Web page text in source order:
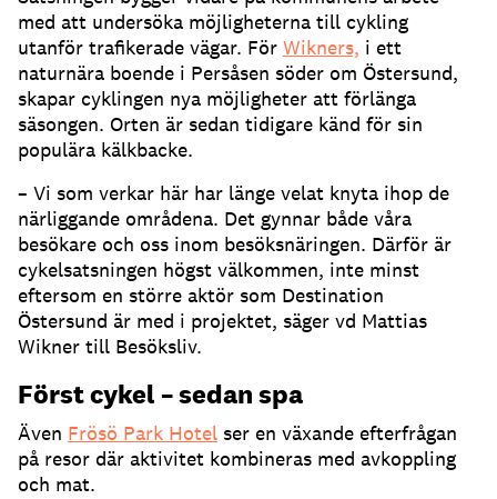
med att undersöka möjligheterna till cykling
utanför trafikerade vägar. För Wikners, i ett
naturnära boende i Persåsen söder om Östersund,
skapar cyklingen nya möjligheter att förlänga
säsongen. Orten är sedan tidigare känd för sin
populära kälkbacke.
– Vi som verkar här har länge velat knyta ihop de
närliggande områdena. Det gynnar både våra
besökare och oss inom besöksnäringen. Därför är
cykelsatsningen högst välkommen, inte minst
eftersom en större aktör som Destination
Östersund är med i projektet, säger vd Mattias
Wikner till Besöksliv.
Först cykel – sedan spa
Även Frösö Park Hotel ser en växande efterfrågan
på resor där aktivitet kombineras med avkoppling
och mat.